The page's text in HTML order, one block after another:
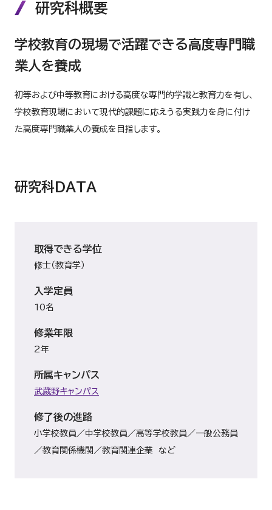
研究科概要
学校教育の現場で活躍できる高度専門職
業人を養成
初等および中等教育における高度な専門的学識と教育力を有し、
学校教育現場において現代的課題に応えうる実践力を身に付け
た高度専門職業人の養成を目指します。
研究科DATA
取得できる学位
修士（教育学）
入学定員
10名
修業年限
2年
所属キャンパス
武蔵野キャンパス
修了後の進路
小学校教員／中学校教員／高等学校教員／一般公務員
／教育関係機関／教育関連企業 など